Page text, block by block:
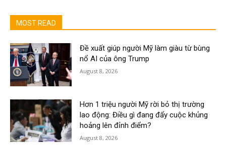
MOST READ
Đề xuất giúp người Mỹ làm giàu từ bùng
nổ AI của ông Trump
August 8, 2026
Hơn 1 triệu người Mỹ rời bỏ thị trường
lao động: Điều gì đang đẩy cuộc khủng
hoảng lên đỉnh điểm?
August 8, 2026